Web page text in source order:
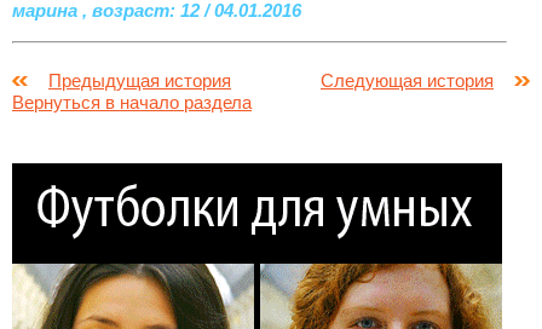
марина , возраст: 12 / 04.01.2016
Предыдущая история
Следующая история
Вернуться в начало раздела